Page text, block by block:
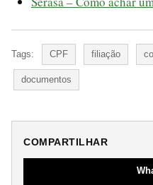
Tags: CPF filiação
documentos
COMPARTILHAR